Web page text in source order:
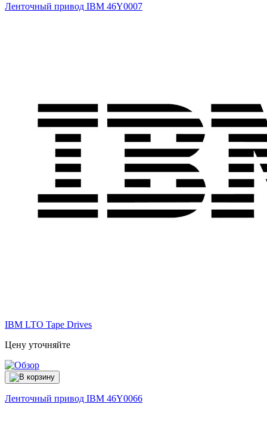
Ленточный привод IBM 46Y0007
IBM LTO Tape Drives
Цену уточняйте
Ленточный привод IBM 46Y0066